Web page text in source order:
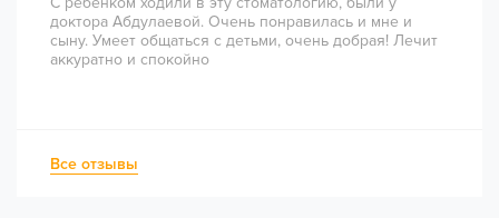
доктора Абдулаевой. Очень понравилась и мне и
сыну. Умеет общаться с детьми, очень добрая! Лечит
аккуратно и спокойно
Все отзывы